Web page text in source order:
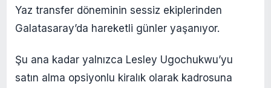
Yaz transfer döneminin sessiz ekiplerinden
Galatasaray’da hareketli günler yaşanıyor.
Şu ana kadar yalnızca Lesley Ugochukwu’yu
satın alma opsiyonlu kiralık olarak kadrosuna